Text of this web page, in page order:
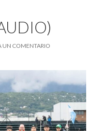
UN COMENTARIO